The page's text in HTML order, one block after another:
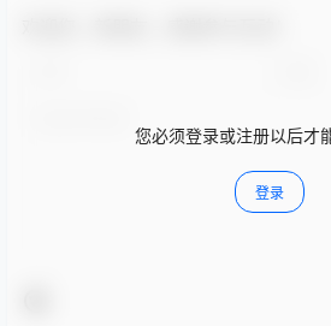
您必须登录或注册以后才
登录